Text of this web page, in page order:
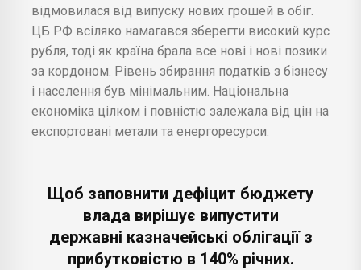
відмовилася від випуску нових грошей в обіг.
ЦБ РФ всіляко намагався зберегти високий курс
рубля, тоді як країна брала все нові і нові позики
за кордоном. Рівень збирання податків з бізнесу
і населення був мінімальним. Національна
економіка цілком і повністю залежала від цін на
експортовані метали та енергоресурси.
Щоб заповнити дефіцит бюджету
влада вирішує випустити
державні казначейські облігації з
прибутковістю в 140% річних.